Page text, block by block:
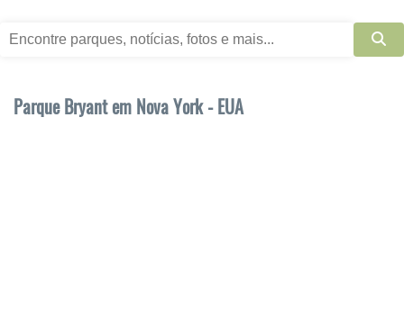
Parque Bryant em Nova York - EUA